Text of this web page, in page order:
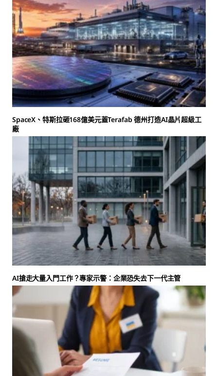
SpaceX、特斯拉砸168億美元蓋Terafab 德州打造AI晶片超級工
廠
AI搶走大量入門工作？專家示警：企業恐失去下一代主管